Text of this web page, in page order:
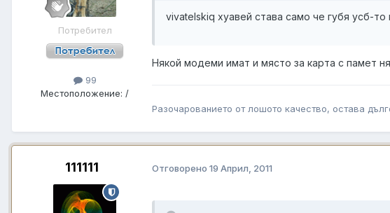
Потребител
99
Местоположение: /
vivatelskiq хуавей става само че губя усб-
Някой модеми имат и място за карта с памет
Разочарованието от лошото качество, остава
111111 Отговорено 19 Април, 2011